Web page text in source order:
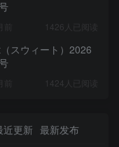
1426人已阅读
スウィート）2026
1424人已阅读
近更新 最新发布